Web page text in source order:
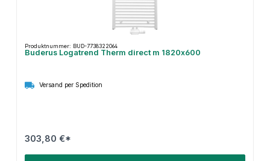
Produktnummer: BUD-7738322064
Buderus Logatrend Therm direct m 1820x600
Versand per Spedition
303,80 €*